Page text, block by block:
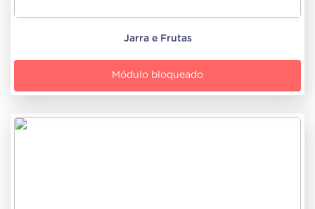
Jarra e Frutas
Módulo bloqueado